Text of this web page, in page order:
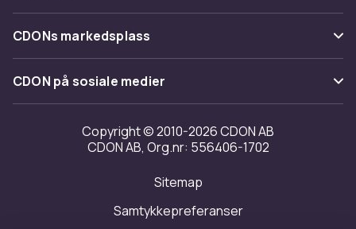
Tilbakekallinger
Varemerker
Om oss
Kundeanmeldelser
Jobbe på CDON
Investor relations
Tilgjengelighet
CDONs markedsplass
Merchant Help Center
CDON på sosiale medier
Copyright © 2010-2026 CDON AB
CDON AB, Org.nr: 556406-1702
Sitemap
Samtykkepreferanser